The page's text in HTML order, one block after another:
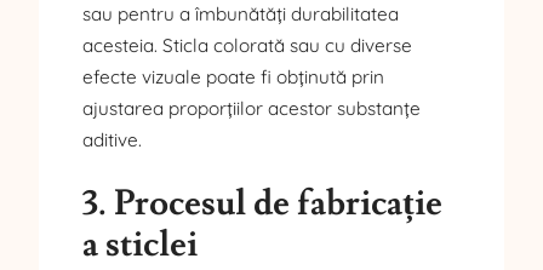
sau pentru a îmbunătăți durabilitatea
acesteia. Sticla colorată sau cu diverse
efecte vizuale poate fi obținută prin
ajustarea proporțiilor acestor substanțe
aditive.
3. Procesul de fabricație
a sticlei